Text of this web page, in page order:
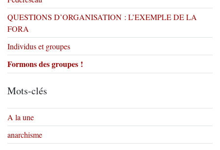
QUESTIONS D’ORGANISATION : L’EXEMPLE DE LA
FORA
Individus et groupes
Formons des groupes !
Mots-clés
A la une
anarchisme